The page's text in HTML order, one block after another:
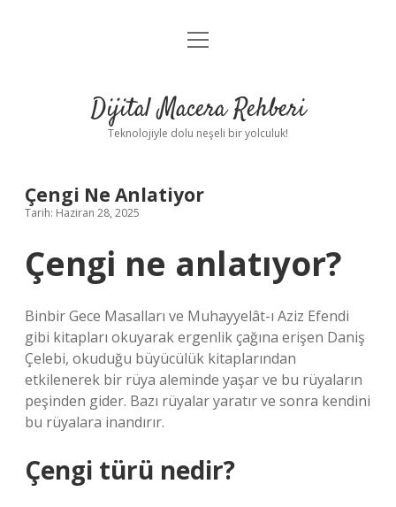
Anasayfa
Yasal Uyarı
menüyü
Dijital Macera Rehberi
Teknolojiyle dolu neşeli bir yolculuk!
Çengi Ne Anlatiyor
Tarih: Haziran 28, 2025
Çengi ne anlatıyor?
Binbir Gece Masalları ve Muhayyelât-ı Aziz Efendi
gibi kitapları okuyarak ergenlik çağına erişen Daniş
Çelebi, okuduğu büyücülük kitaplarından
etkilenerek bir rüya aleminde yaşar ve bu rüyaların
peşinden gider. Bazı rüyalar yaratır ve sonra kendini
bu rüyalara inandırır.
Çengi türü nedir?